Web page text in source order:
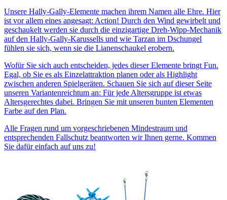
Unsere Hally-Gally-Elemente machen ihrem Namen alle Ehre. Hier
ist vor allem eines angesagt: Action! Durch den Wind gewirbelt und
geschaukelt werden sie durch die einzigartige Dreh-Wipp-Mechanik
auf den Hally-Gally-Karussells und wie Tarzan im Dschungel
fühlen sie sich, wenn sie die Lianenschaukel erobern.
Wofür Sie sich auch entscheiden, jedes dieser Elemente bringt Fun.
Egal, ob Sie es als Einzelattraktion planen oder als Highlight
zwischen anderen Spielgeräten. Schauen Sie sich auf dieser Seite
unseren Variantenreichtum an: Für jede Altersgruppe ist etwas
Altersgerechtes dabei. Bringen Sie mit unseren bunten Elementen
Farbe auf den Plan.
Alle Fragen rund um vorgeschriebenen Mindestraum und
entsprechenden Fallschutz beantworten wir Ihnen gerne. Kommen
Sie dafür einfach auf uns zu!